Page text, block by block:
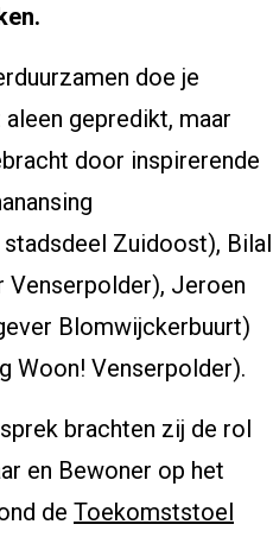
doe je
gepredikt, maar
door inspirerende
Zuidoost), Bilal
Venserpolder), Jeroen
Blomwijckerbuurt)
Woon! Venserpolder).
brachten zij de rol
en Bewoner op het
de Toekomststoel